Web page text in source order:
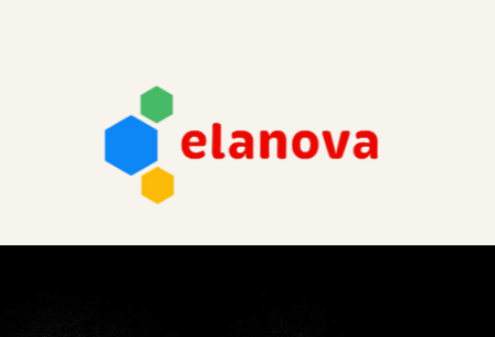
David a parfaitement
compris mes attentes